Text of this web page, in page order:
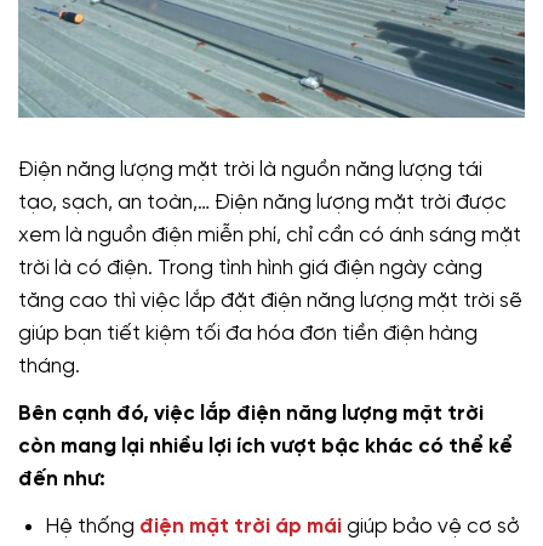
Điện năng lượng mặt trời là nguồn năng lượng tái
tạo, sạch, an toàn,… Điện năng lượng mặt trời được
xem là nguồn điện miễn phí, chỉ cần có ánh sáng mặt
trời là có điện. Trong tình hình giá điện ngày càng
tăng cao thì việc lắp đặt điện năng lượng mặt trời sẽ
giúp bạn tiết kiệm tối đa hóa đơn tiền điện hàng
tháng.
Bên cạnh đó, việc lắp điện năng lượng mặt trời
còn mang lại nhiều lợi ích vượt bậc khác có thể kể
đến như:
Hệ thống điện mặt trời áp mái giúp bảo vệ cơ sở